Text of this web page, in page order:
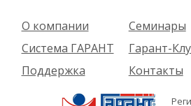
О компании
Компания
Проекты
Партнеры
Вакансии
Система ГАРАНТ
О системе
решения
Поддержка
Пользователям
Семинары
Об услуге
семинары
Гарант-
Контакты